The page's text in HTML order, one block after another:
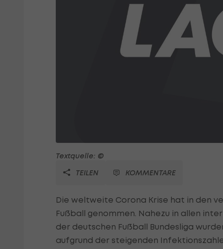
Textquelle: ©
TEILEN
KOMMENTARE
Die weltweite Corona Krise hat in den
Fußball genommen. Nahezu in allen
der deutschen Fußball Bundesliga
aufgrund der steigenden